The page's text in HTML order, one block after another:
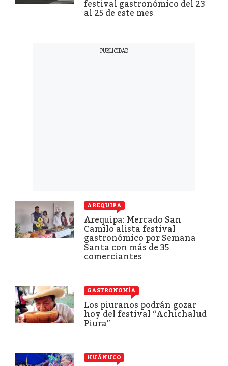
festival gastronómico del 23
al 25 de este mes
AREQUIPA
Arequipa: Mercado San
Camilo alista festival
gastronómico por Semana
Santa con más de 35
comerciantes
GASTRONOMÍA
Los piuranos podrán gozar
hoy del festival “Achichalud
Piura”
HUÁNUCO